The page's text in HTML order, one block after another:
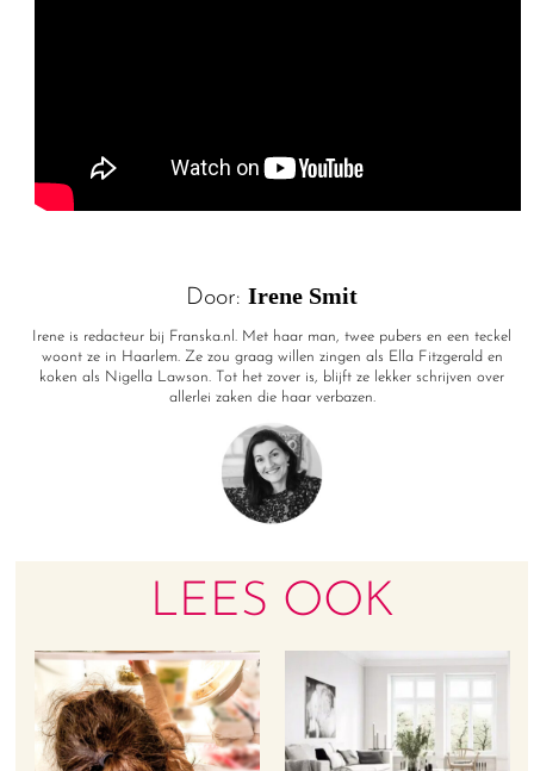
Door:Irene Smit
Irene is redacteur bij Franska.nl. Met haar man, twee pubers en een teckel
woont ze in Haarlem. Ze zou graag willen zingen als Ella Fitzgerald en
koken als Nigella Lawson. Tot het zover is, blijft ze lekker schrijven over
allerlei zaken die haar verbazen.
LEES OOK